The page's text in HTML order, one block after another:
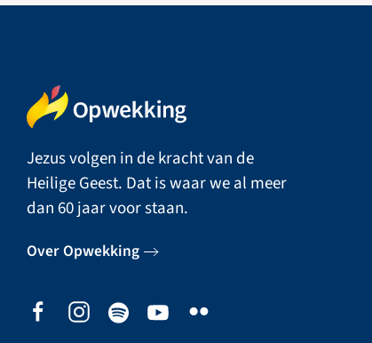
Jezus volgen in de kracht van de
Heilige Geest. Dat is waar we al meer
dan 60 jaar voor staan.
Over Opwekking